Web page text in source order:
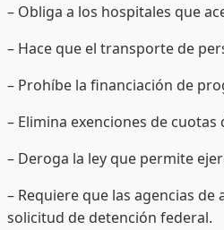
– Obliga a los hospitales que
– Hace que el transporte de
– Prohíbe la financiación de
– Elimina exenciones de
– Deroga la ley que permite
– Requiere que las agencias
solicitud de detención federal.